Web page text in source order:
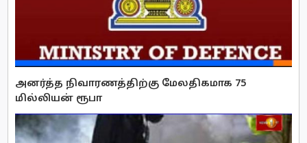
அனர்த்த நிவாரணத்திற்கு மேலதிகமாக 75
மில்லியன் ரூபா